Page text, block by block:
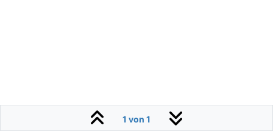
1 von 1